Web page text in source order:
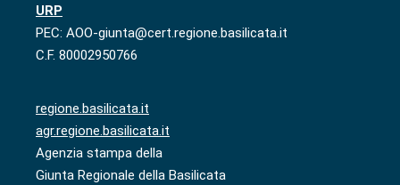
URP
PEC: AOO-giunta@cert.regione.basilicata.it
C.F. 80002950766
regione.basilicata.it
agr.regione.basilicata.it
Agenzia stampa della
Giunta Regionale della Basilicata